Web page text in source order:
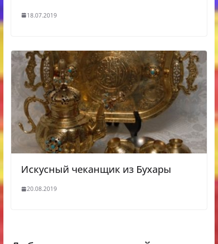
18.07.2019
Искусный чеканщик из Бухары
20.08.2019